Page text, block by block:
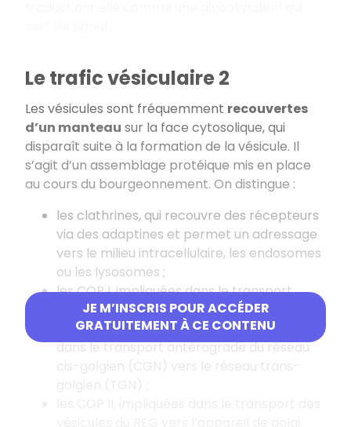
JE M’INSCRIS POUR ACCÉDER
GRATUITEMENT À CE CONTENU
Le trafic vésiculaire 2
Les vésicules sont fréquemment recouvertes
d’un manteau sur la face cytosolique, qui
disparaît suite à la formation de la vésicule. Il
s’agit d’un assemblage protéique mis en place
au cours du bourgeonnement. On distingue :
les clathrines, qui recouvre des récepteurs
via des adaptines et permet un adressage
vers le milieu intracellulaire, les endosomes
ou les lysosomes ;
les COP I, impliquées dans le transport
rétrograde au sein du réseau golgien et de
l’appareil de golgi vers le REG, ainsi que
dans le transport antérograde du réseau